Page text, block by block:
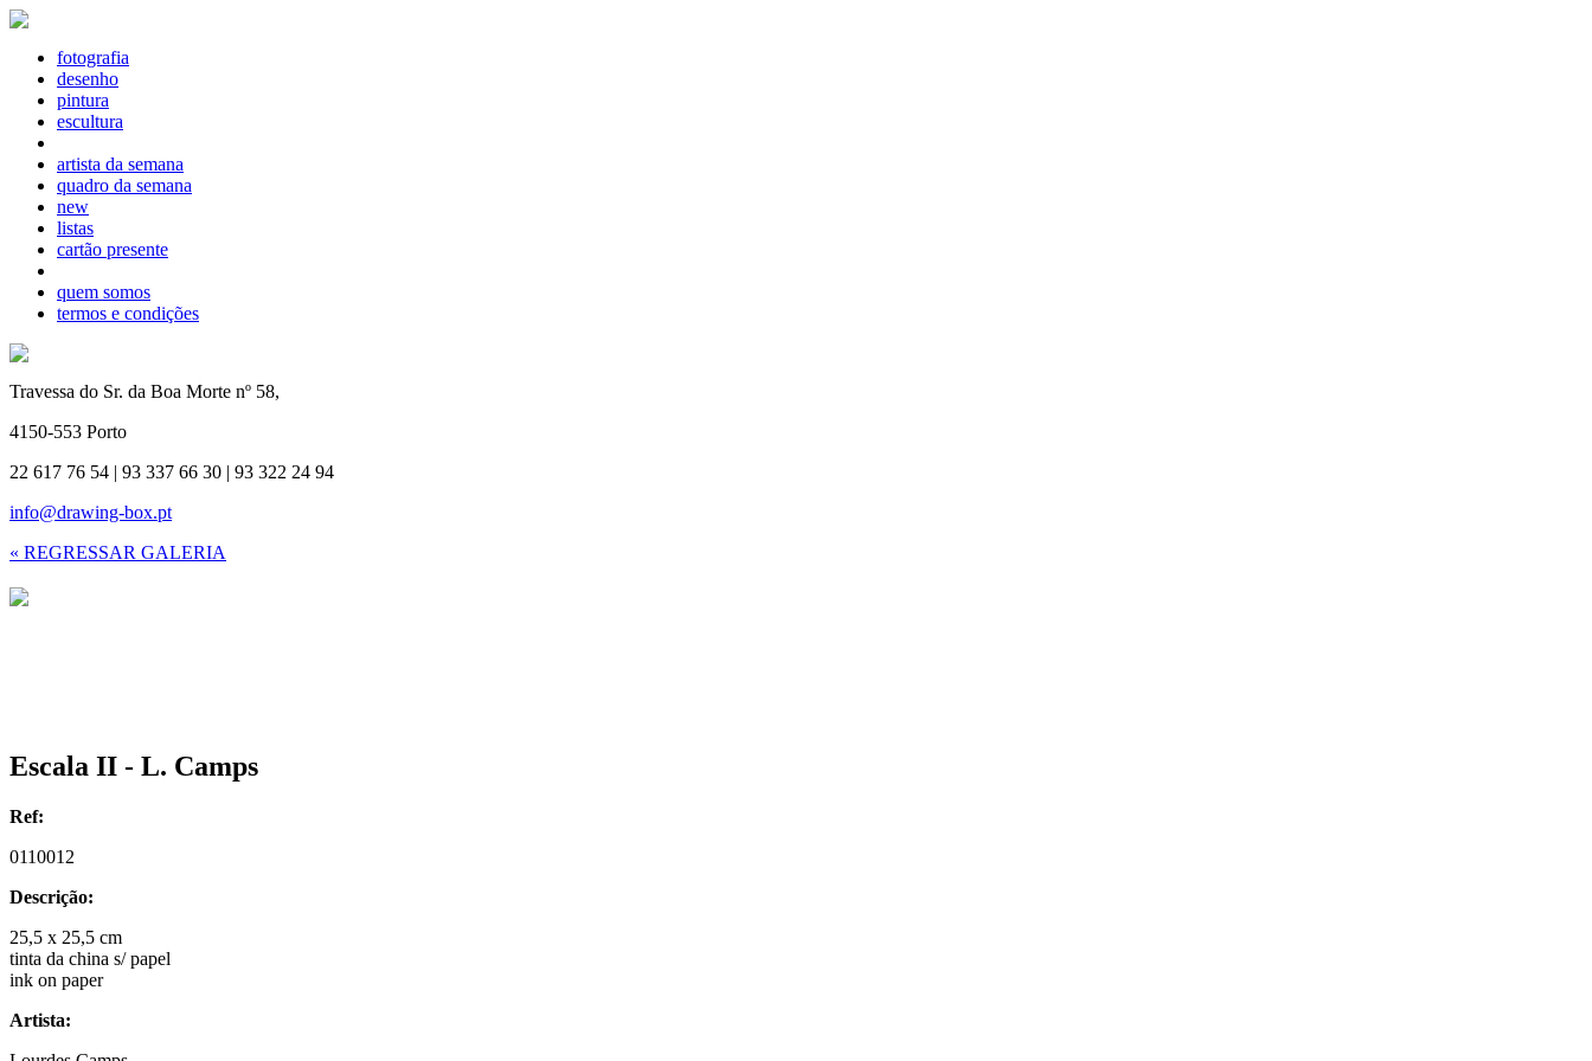
fotografia
desenho
pintura
escultura
artista da semana
quadro da semana
new
listas
cartão presente
quem somos
termos e condições
Travessa do Sr. da Boa Morte nº 58,
4150-553 Porto
22 617 76 54 | 93 337 66 30 | 93 322 24 94
info@drawing-box.pt
« REGRESSAR GALERIA
Escala II - L. Camps
Ref:
0110012
Descrição:
25,5 x 25,5 cm
tinta da china s/ papel
ink on paper
Artista: